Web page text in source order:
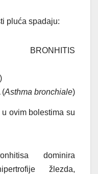
pluća spadaju:
)
(Asthma bronchiale)
ovim bolestima su
dominira
žlezda,